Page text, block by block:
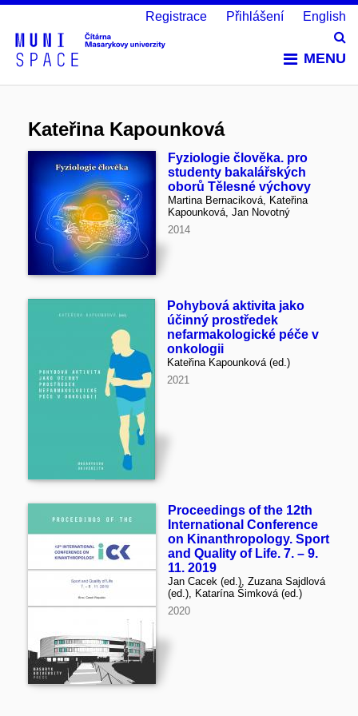
MENU
Registrace Přihlášení English
Kateřina Kapounková
Fyziologie člověka. pro
studenty bakalářských
oborů Tělesné výchovy
Martina Bernaciková, Kateřina
Kapounková, Jan Novotný
2014
Pohybová aktivita jako
účinný prostředek
nefarmakologické péče v
onkologii
Kateřina Kapounková (ed.)
2021
Proceedings of the 12th
International Conference
on Kinanthropology. Sport
and Quality of Life. 7. – 9.
11. 2019
Jan Cacek (ed.), Zuzana Sajdlová
(ed.), Katarína Šimková (ed.)
2020